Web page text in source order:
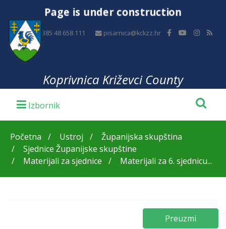
Page is under construction
+385 48 658 111 pisarnica@kckzz.hr
Koprivnica Križevci County
Početna Ustroj
Županijska skupština
Sjednice Županijske skupštine
Materijali za sjednice
Materijali za 6. sjednicu...
Preuzmi